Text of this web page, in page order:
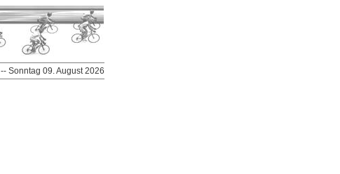
-- Sonntag 09. August 2026